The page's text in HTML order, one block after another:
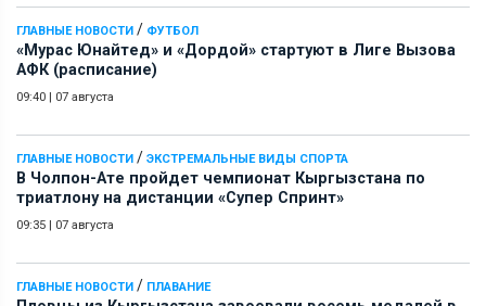
ГЛАВНЫЕ НОВОСТИ / ФУТБОЛ
«Мурас Юнайтед» и «Дордой» стартуют в Лиге Вызова
АФК (расписание)
09:40 07 августа
ГЛАВНЫЕ НОВОСТИ / ЭКСТРЕМАЛЬНЫЕ ВИДЫ СПОРТА
В Чолпон-Ате пройдет чемпионат Кыргызстана по
триатлону на дистанции «Супер Спринт»
09:35 07 августа
ГЛАВНЫЕ НОВОСТИ / ПЛАВАНИЕ